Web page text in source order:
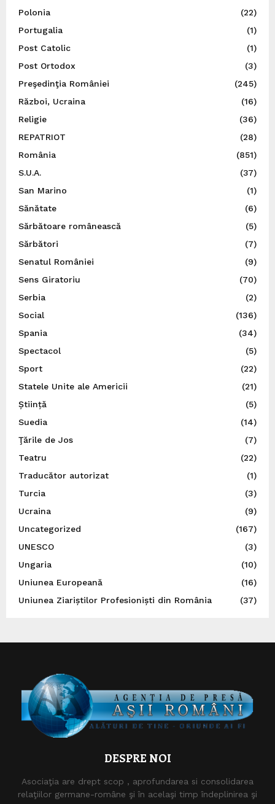
Polonia
(22)
Portugalia
(1)
Post Catolic
(1)
Post Ortodox
(3)
Preşedinţia României
(245)
Război, Ucraina
(16)
Religie
(36)
REPATRIOT
(28)
România
(851)
S.U.A.
(37)
San Marino
(1)
Sănătate
(6)
Sărbătoare românească
(5)
Sărbători
(7)
Senatul României
(9)
Sens Giratoriu
(70)
Serbia
(2)
Social
(136)
Spania
(34)
Spectacol
(5)
Sport
(22)
Statele Unite ale Americii
(21)
Știință
(5)
Suedia
(14)
Ţările de Jos
(7)
Teatru
(22)
Traducător autorizat
(1)
Turcia
(3)
Ucraina
(9)
Uncategorized
(167)
UNESCO
(3)
Ungaria
(10)
Uniunea Europeană
(16)
Uniunea Ziariștilor Profesioniști din România
(37)
DESPRE NOI
Asociaţia are drept scop , aprofundarea si consolidarea
relaţiilor germane-române şi în acelaşi timp îndeplinirea şi